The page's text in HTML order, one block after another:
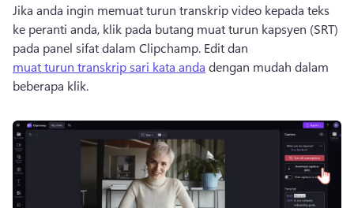
Jika anda ingin memuat turun transkrip video kepada teks
ke peranti anda, klik pada butang muat turun kapsyen (SRT)
pada panel sifat dalam Clipchamp. Edit dan
muat turun transkrip sari kata anda dengan mudah dalam
beberapa klik.